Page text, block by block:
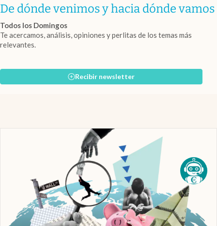
De dónde venimos y hacia dónde vamos
Todos los Domingos
Te acercamos, análisis, opiniones y perlitas de los temas más
relevantes.
Recibir newsletter